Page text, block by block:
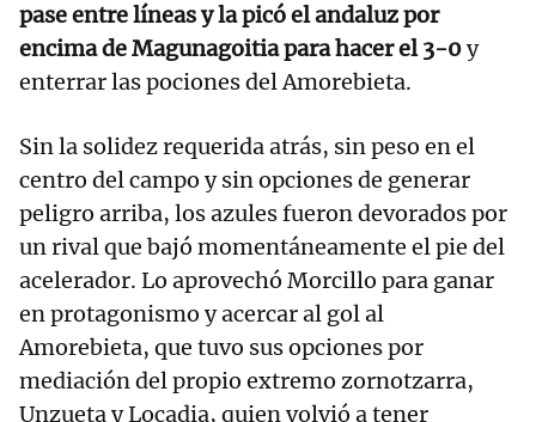
pase entre líneas y la picó el andaluz por
encima de Magunagoitia para hacer el 3-0y
enterrar las pociones del Amorebieta.
Sin la solidez requerida atrás, sin peso en el
centro del campo y sin opciones de generar
peligro arriba, los azules fueron devorados por
un rival que bajó momentáneamente el pie del
acelerador. Lo aprovechó Morcillo para ganar
en protagonismo y acercar al gol al
Amorebieta, que tuvo sus opciones por
mediación del propio extremo zornotzarra,
Unzueta y Locadia, quien volvió a tener